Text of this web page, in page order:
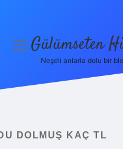
menüyüGülümseten
Neşeli anlarla dolu bir
DOLMUŞ KAÇ TL